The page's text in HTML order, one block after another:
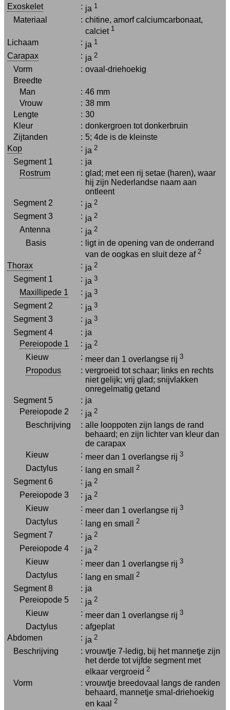
Exoskelet
: ja 1
Materiaal : chitine, amorf calciumcarbonaat,
calciet 1
Lichaam : ja 1
Carapax : ja 2
Vorm : ovaal-driehoekig
Breedte
Man
: 46 mm
Vrouw
: 38 mm
Lengte
: 30
Kleur
: donkergroen tot donkerbruin
Zijtanden
: 5; 4de is de kleinste
Kop
: ja 2
Segment 1 : ja
Rostrum
: glad; met een rij setae (haren), waar
hij zijn Nederlandse naam aan
ontleent
Segment 2
: ja 2
Segment 3 : ja 2
Antenna : ja 2
Basis :
ligt in de opening van de onderrand
van de oogkas en sluit deze af 2
Thorax : ja 2
Segment 1 : ja 3
Maxillipede 1 : ja 3
Segment 2 : ja 3
Segment 3 : ja 3
Segment 4 : ja
Pereiopode 1
: ja 2
Kieuw : meer dan 1 overlangse rij 3
Propodus : vergroeid tot schaar; links en rechts
niet gelijk; vrij glad; snijvlakken
onregelmatig getand
Segment 5
: ja
Pereiopode 2
: ja 2
Beschrijving : alle looppoten zijn langs de rand
behaard; en zijn lichter van kleur dan
de carapax
Kieuw
: meer dan 1 overlangse rij 3
Dactylus : lang en small 2
Segment 6 : ja 2
Pereiopode 3 : ja 2
Kieuw : meer dan 1 overlangse rij 3
Dactylus : lang en small 2
Segment 7 : ja 2
Pereiopode 4 : ja 2
Kieuw : meer dan 1 overlangse rij 3
Dactylus : lang en small 2
Segment 8 : ja
Pereiopode 5
: ja 2
Kieuw : meer dan 1 overlangse rij 3
Dactylus : afgeplat
Abdomen
: ja 2
Beschrijving : vrouwtje 7-ledig, bij het mannetje zijn
het derde tot vijfde segment met
elkaar vergroeid 2
Vorm : vrouwtje breedovaal langs de randen
behaard, mannetje smal-driehoekig
en kaal 2